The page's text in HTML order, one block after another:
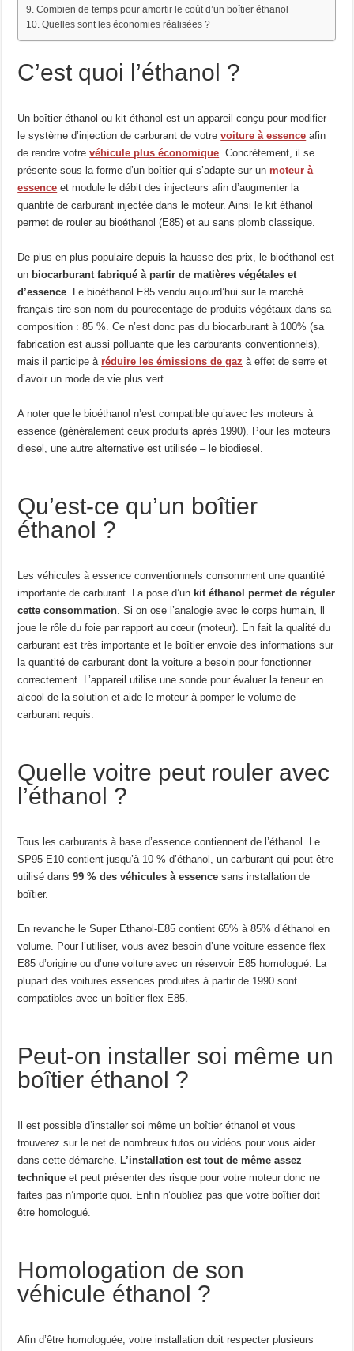
Combien de temps pour amortir le coût d’un boîtier éthanol
Quelles sont les économies réalisées ?
C’est quoi l’éthanol ?
Un boîtier éthanol ou kit éthanol est un appareil conçu pour modifier
le système d’injection de carburant de votrevoiture à essence afin
de rendre votrevéhicule plus économique . Concrètement, il se
présente sous la forme d’un boîtier qui s’adapte sur unmoteur à
essence et module le débit des injecteurs afin d’augmenter la
quantité de carburant injectée dans le moteur. Ainsi le kit éthanol
permet de rouler au bioéthanol (E85) et au sans plomb classique.
De plus en plus populaire depuis la hausse des prix, le bioéthanol est
un biocarburant fabriqué à partir de matières végétales et
d’essence . Le bioéthanol E85 vendu aujourd’hui sur le marché
français tire son nom du pourecentage de produits végétaux dans sa
composition : 85 %. Ce n’est donc pas du biocarburant à 100% (sa
fabrication est aussi polluante que les carburants conventionnels),
mais il participe àréduire les émissions de gaz à effet de serre et
d’avoir un mode de vie plus vert.
A noter que le bioéthanol n’est compatible qu’avec les moteurs à
essence (généralement ceux produits après 1990). Pour les moteurs
diesel, une autre alternative est utilisée – le biodiesel.
Qu’est-ce qu’un boîtier
éthanol ?
Les véhicules à essence conventionnels consomment une quantité
importante de carburant. La pose d’un kit éthanol permet de réguler
cette consommation . Si on ose l’analogie avec le corps humain, ll
joue le rôle du foie par rapport au cœur (moteur). En fait la qualité du
carburant est très importante et le boîtier envoie des informations sur
la quantité de carburant dont la voiture a besoin pour fonctionner
correctement. L’appareil utilise une sonde pour évaluer la teneur en
alcool de la solution et aide le moteur à pomper le volume de
carburant requis.
Quelle voitre peut rouler avec
l’éthanol ?
Tous les carburants à base d’essence contiennent de l’éthanol. Le
SP95-E10 contient jusqu’à 10 % d’éthanol, un carburant qui peut être
utilisé dans99 % des véhicules à essence sans installation de
boîtier.
En revanche le Super Ethanol-E85 contient 65% à 85% d’éthanol en
volume. Pour l’utiliser, vous avez besoin d’une voiture essence flex
E85 d’origine ou d’une voiture avec un réservoir E85 homologué. La
plupart des voitures essences produites à partir de 1990 sont
compatibles avec un boîtier flex E85.
Peut-on installer soi même un
boîtier éthanol ?
Il est possible d’installer soi même un boîtier éthanol et vous
trouverez sur le net de nombreux tutos ou vidéos pour vous aider
dans cette démarche.L’installation est tout de même assez
technique et peut présenter des risque pour votre moteur donc ne
faites pas n’importe quoi. Enfin n’oubliez pas que votre boîtier doit
être homologué.
Homologation de son
véhicule éthanol ?
Afin d’être homologuée, votre installation doit respecter plusieurs